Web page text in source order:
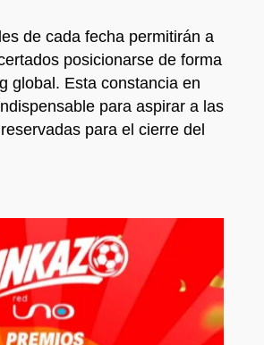
de cada fecha permitirán a
posicionarse de forma
global. Esta constancia en
para aspirar a las
para el cierre del